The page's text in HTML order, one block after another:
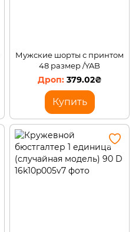
Мужские шорты с принтом
48 размер /YAB
379.02₴
Купить